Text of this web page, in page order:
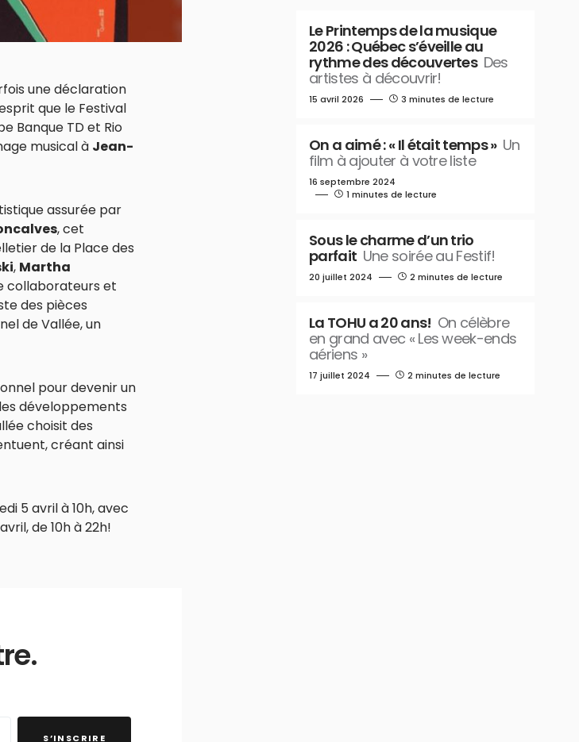
une déclaration
que le Festival
Banque TD et Rio
musical à Jean-
assurée par
, cet
de la Place des
, Martha
collaborateurs et
des pièces
de Vallée, un
pour devenir un
développements
choisit des
créant ainsi
5 avril à 10h, avec
de 10h à 22h!
S’INSCRIRE
Le Printemps de la musique
2026 : Québec s’éveille au
rythme des découvertes Des
artistes à découvrir!
15 avril 2026 3 minutes de lecture
On a aimé : « Il était temps » Un
film à ajouter à votre liste
16 septembre 2024
1 minutes de lecture
Sous le charme d’un trio
parfait Une soirée au Festif!
20 juillet 2024 2 minutes de lecture
La TOHU a 20 ans! On célèbre
en grand avec « Les week-ends
aériens »
17 juillet 2024 2 minutes de lecture